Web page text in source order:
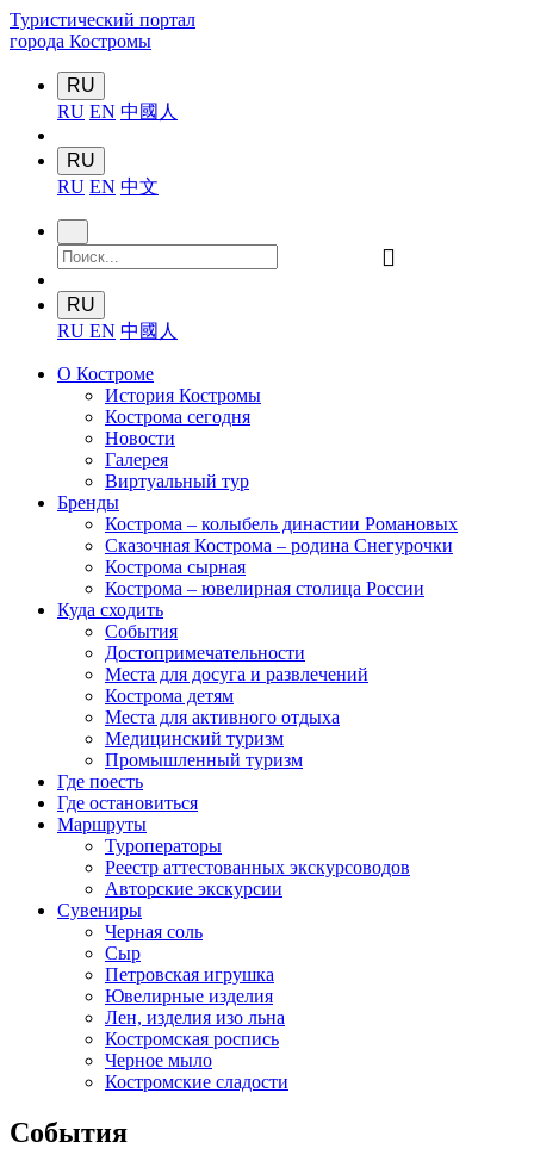
Туристический портал
города Костромы
RU
RU EN 中國人
RU
RU EN 中文
󰍉
RU
RU EN 中國人
О Костроме
История Костромы
Кострома сегодня
Новости
Галерея
Виртуальный тур
Бренды
Кострома – колыбель династии Романовых
Сказочная Кострома – родина Снегурочки
Кострома сырная
Кострома – ювелирная столица России
Куда сходить
События
Достопримечательности
Места для досуга и развлечений
Кострома детям
Места для активного отдыха
Медицинский туризм
Промышленный туризм
Где поесть
Где остановиться
Маршруты
Туроператоры
Реестр аттестованных экскурсоводов
Авторские экскурсии
Сувениры
Черная соль
Сыр
Петровская игрушка
Ювелирные изделия
Лен, изделия изо льна
Костромская роспись
Черное мыло
Костромские сладости
События